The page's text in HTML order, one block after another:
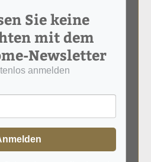
Sie keine
mit dem
Newsletter
anmelden